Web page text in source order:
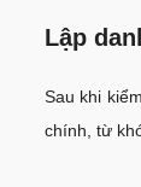
Lập
Sau khi
chính, từ